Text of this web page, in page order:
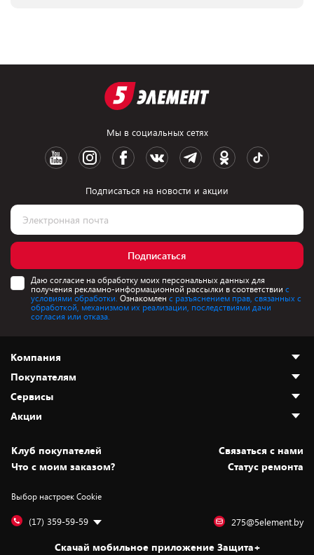
Мы в социальных сетях
Подписаться на новости и акции
Подписаться
Даю согласие на обработку моих персональных данных для
получения рекламно-информационной рассылки в соответствии с
условиями обработки. Ознакомлен с разъяснением прав, связанных с
обработкой, механизмом их реализации, последствиями дачи
согласия или отказа.
Компания
О нас
Адреса магазинов
Новости
Статьи и обзоры
Вакансии
Дай пять добру!
Покупателям
Как сделать заказ
Оплата и доставка
Безналичный расчёт
Обмен и возврат товара
Обработка персональных данных
Подарочные карты
Сервисы
Установка техники
Для игровых консолей
Для мобильных устройств
Для компьютеров
Акции
Скидки и промокоды
Белорусские товары
Бонусы
Оплата частями
Клуб покупателей
Cвязаться с нами
Что с моим заказом?
Статус ремонта
Выбор настроек Cookie
(17) 359-59-59 275@5element.by
Скачай мобильное приложение Защита+